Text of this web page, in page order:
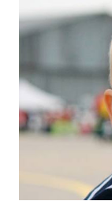
научно
Емоции, чувства
емоциите –
емоциите -
разлики;
според Каролин
предпоставка за
детското